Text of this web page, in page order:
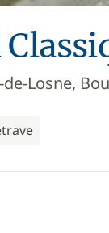
de-Losne,